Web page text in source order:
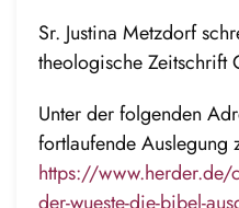
Sr. Justina Metzdorf
theologische Zeitschrift
Unter der folgenden
fortlaufende Auslegung
https://
der-wueste-die-bibel-